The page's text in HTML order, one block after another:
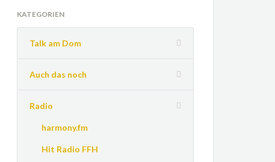
KATEGORIEN
Talk am Dom
Auch das noch
Radio
harmony.fm
Hit Radio FFH